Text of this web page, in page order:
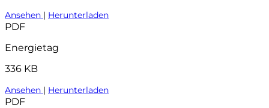
Ansehen | Herunterladen
PDF
Energietag
336 KB
Ansehen | Herunterladen
PDF